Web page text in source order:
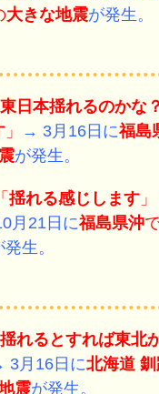
大きな地震が発生。
東日本揺れるのかな
」 → 3月16日に福島
が発生。
「 揺れる感じします
月21日に福島県沖
発生。
揺れるとすれば東北
3月16日に北海道
震が発生。